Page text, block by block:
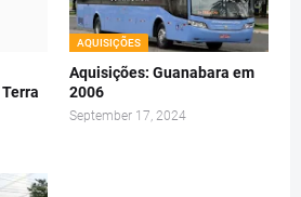
AQUISIÇÕES
Aquisições: Guanabara em
2006
September 17, 2024